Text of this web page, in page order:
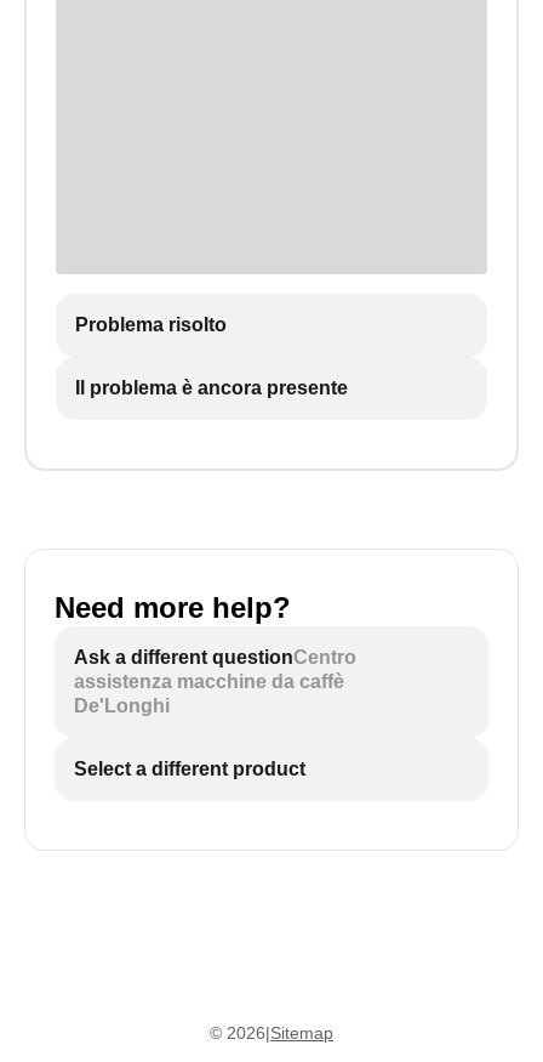
Problema risolto
Il problema è ancora presente
Need more help?
Ask a different questionCentro
assistenza macchine da caffè
De'Longhi
Select a different product
© 2026|Sitemap